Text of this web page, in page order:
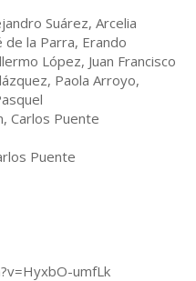
Suárez, Arcelia
de la Parra, Erando
López, Juan Francisco
Paola Arroyo,
Carlos Puente
Puente
umfLk